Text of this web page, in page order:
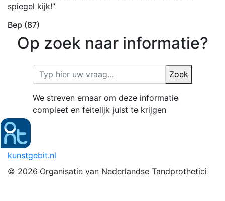
spiegel kijk!”
Bep (87)
Op zoek naar informatie?
Zoek
We streven ernaar om deze informatie
compleet en feitelijk juist te krijgen
kunstgebit.nl
© 2026 Organisatie van Nederlandse Tandprothetici